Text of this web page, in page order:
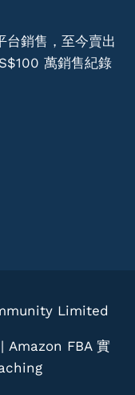
銷售，至今賣出
萬銷售紀錄
Limited
Amazon FBA 實